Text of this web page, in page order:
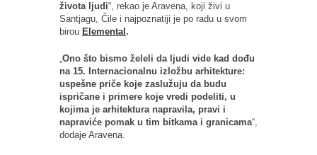
života ljudi“, rekao je Aravena, koji živi u
Santjagu, Čile i najpoznatiji je po radu u svom
birou Elemental .
„Ono što bismo želeli da ljudi vide kad dođu
na 15. Internacionalnu izložbu arhitekture:
uspešne priče koje zaslužuju da budu
ispričane i primere koje vredi podeliti, u
kojima je arhitektura napravila, pravi i
napraviće pomak u tim bitkama i granicama“,
dodaje Aravena.